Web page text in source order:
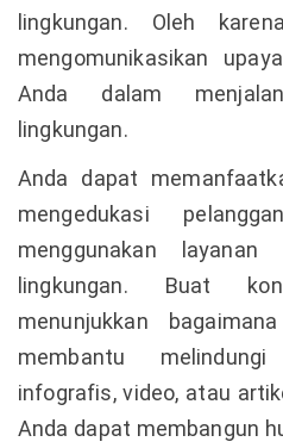
lingkungan. Oleh
mengomunikasikan
Anda dalam
lingkungan.
Anda dapat
mengedukasi
menggunakan
lingkungan. Buat
menunjukkan
membantu
infografis, video, atau
Anda dapat membangun